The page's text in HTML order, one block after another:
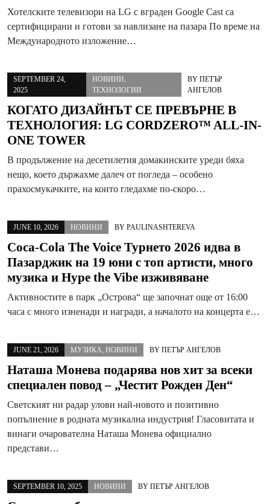
Хотелските телевизори на LG с вграден Google Cast са
сертифицирани и готови за навлизане на пазара По време на
Международното изложение…
SEPTEMBER 24,
2025
НОВИНИ
ТЕХНОЛОГИИ
BY ПЕТЪР
АНГЕЛОВ
КОГАТО ДИЗАЙНЪТ СЕ ПРЕВЪРНЕ В
ТЕХНОЛОГИЯ: LG CORDZERO™ ALL-IN-
ONE TOWER
В продължение на десетилетия домакинските уреди бяха
нещо, което държахме далеч от погледа – особено
прахосмукачките, на които гледахме по-скоро…
JUNE 10, 2026 НОВИНИ BY PAULINASHTEREVA
Coca-Cola The Voice Турнето 2026 идва в
Пазарджик на 19 юни с топ артисти, много
музика и Hype the Vibe изживяване
Активностите в парк „Острова“ ще започнат още от 16:00
часа с много изненади и награди, а началото на концерта е…
JUNE 21, 2026 МУЗИКА НОВИНИ BY ПЕТЪР АНГЕЛОВ
Наташа Монева подарява нов хит за всеки
специален повод – „Честит Рожден Ден“
Светският ни радар улови най-новото и позитивно
попълнение в родната музикална индустрия! Гласовитата и
винаги очарователна Наташа Монева официално
представи…
SEPTEMBER 10, 2025 НОВИНИ BY ПЕТЪР АНГЕЛОВ